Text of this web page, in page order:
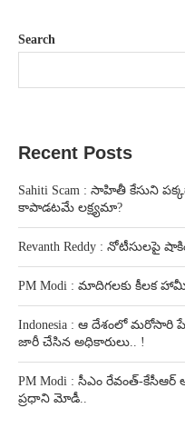
Search
Recent Posts
Sahiti Scam : సాహితీ కేసుని
కాపాడటమే లక్ష్యమా?
Revanth Reddy : నోటీసులపై
PM Modi : మాదిగలకు కీలక
Indonesia : ఆ దేశంలో మరోసారి
జారీ చేసిన అధికారులు.. !
PM Modi : సీఎం రేవంత్-
ప్రధాని మోడీ..